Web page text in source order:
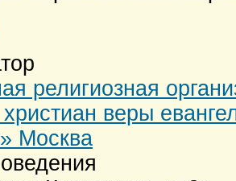
религиозная
веры
Москва